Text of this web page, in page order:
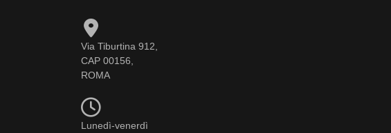
Via Tiburtina 912,
CAP 00156,
ROMA
Lunedì-venerdì